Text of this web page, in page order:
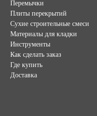
Перемычки
Плиты перекрытий
Сухие строительные смеси
Материалы для кладки
Инструменты
Как сделать заказ
Где купить
Доставка